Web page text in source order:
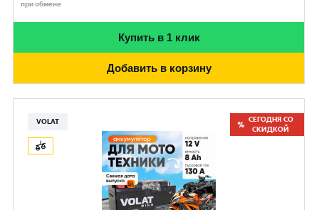
при обмене
Купить в 1 клик
Добавить в корзину
VOLAT
СЕГОДНЯ СО
СКИДКОЙ